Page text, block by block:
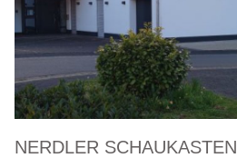
NERDLER SCHAUKASTEN